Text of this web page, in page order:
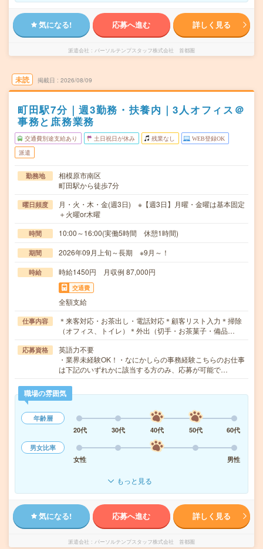
気になる! 応募へ進む 詳しく見る
派遣会社 パーソルテンプスタッフ株式会社 首都圏
未読 掲載日 2026/08/09
町田駅7分｜週3勤務・扶養内｜3人オフィス＠
事務と庶務業務
交通費別途支給あり 土日祝日が休み 残業なし WEB登録OK
派遣
勤務地
相模原市南区
町田駅から徒歩7分
曜日頻度
月・火・木・金(週3日) ※【週3日】月曜・金曜は基本固定
＋火曜or木曜
時間 10:00～16:00(実働5時間 休憩1時間)
期間 2026年09月上旬～長期 ※9月～！
時給 時給1450円 月収例 87,000円
交通費
全額支給
仕事内容
＊来客対応・お茶出し・電話対応＊顧客リスト入力＊掃除
（オフィス、トイレ）＊外出（切手・お茶菓子・備品…
応募資格
英語力不要
・業界未経験OK！・なにかしらの事務経験こちらのお仕事
は下記のいずれかに該当する方のみ、応募が可能で…
職場の雰囲気
年齢層
20代
30代 40代 50代
60代
男女比率
女性
男性
もっと見る
気になる! 応募へ進む 詳しく見る
派遣会社 パーソルテンプスタッフ株式会社 首都圏